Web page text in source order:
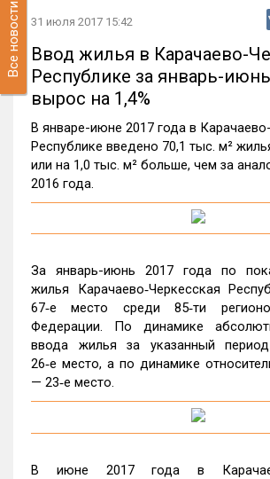
Все новости 31 июля 2017 15:42
Ввод жилья в Карачаево-
Республике за январь-
вырос на 1,4%
В январе-июне 2017 года в
Республике введено 70,1 тыс. м²
или на 1,0 тыс. м² больше, чем за
2016 года.
За январь-июнь 2017 года по
жилья Карачаево‑Черкесская
67‑е место среди 85‑ти
Федерации. По динамике
ввода жилья за указанный
26‑е место, а по динамике
— 23‑е место.
В июне 2017 года в